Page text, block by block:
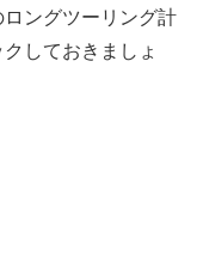
ングツーリング計
しておきましょ